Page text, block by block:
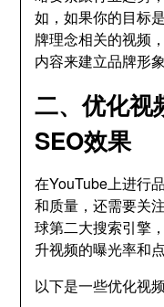
如，如果你的目标
牌理念相关的视频
内容来建立品牌形
二、优化视
SEO效果
在YouTube上进行
和质量，还需要关
球第二大搜索引擎
升视频的曝光率和点
以下是一些优化视